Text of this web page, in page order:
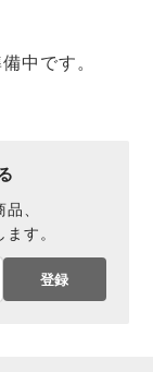
中です。
、
す。
登録